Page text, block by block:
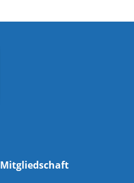
Mitgliedschaft